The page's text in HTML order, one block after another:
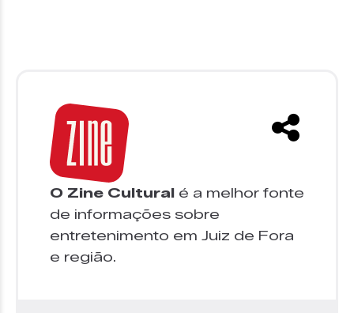
O Zine Cultural é a melhor fonte
de informações sobre
entretenimento em Juiz de Fora
e região.